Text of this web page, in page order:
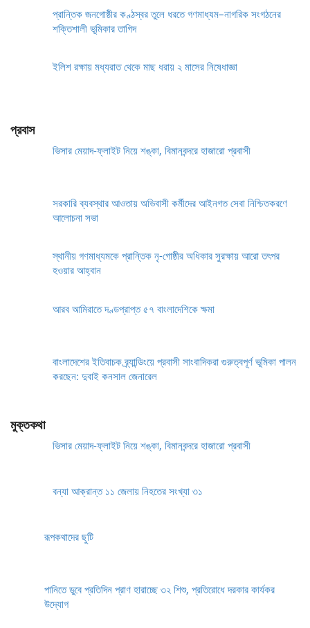
প্রান্তিক জনগোষ্ঠীর কণ্ঠস্বর তুলে ধরতে গণমাধ্যম–নাগরিক সংগঠনের
শক্তিশালী ভূমিকার তাগিদ
ইলিশ রক্ষায় মধ্যরাত থেকে মাছ ধরায় ২ মাসের নিষেধাজ্ঞা
প্রবাস
ভিসার মেয়াদ-ফ্লাইট নিয়ে শঙ্কা, বিমানবন্দরে হাজারো প্রবাসী
সরকারি ব্যবস্থার আওতায় অভিবাসী কর্মীদের আইনগত সেবা নিশ্চিতকরণে
আলোচনা সভা
স্থানীয় গণমাধ্যমকে প্রান্তিক নৃ-গোষ্ঠীর অধিকার সুরক্ষায় আরো তৎপর
হওয়ার আহ্বান
আরব আমিরাতে দণ্ডপ্রাপ্ত ৫৭ বাংলাদেশিকে ক্ষমা
বাংলাদেশের ইতিবাচক ব্র্যান্ডিংয়ে প্রবাসী সাংবাদিকরা গুরুত্বপূর্ণ ভূমিকা পালন
করছেন: দুবাই কনসাল জেনারেল
মুক্তকথা
ভিসার মেয়াদ-ফ্লাইট নিয়ে শঙ্কা, বিমানবন্দরে হাজারো প্রবাসী
বন্যা আক্রান্ত ১১ জেলায় নিহতের সংখ্যা ৩১
রূপকথাদের ছুটি
পানিতে ডুবে প্রতিদিন প্রাণ হারাচ্ছে ৩২ শিশু, প্রতিরোধে দরকার কার্যকর
উদ্যোগ